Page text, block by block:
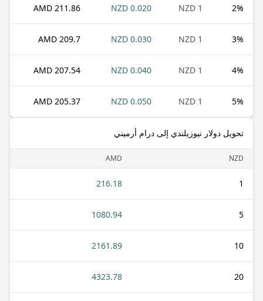
2%
1 NZD
0.020 NZD
211.86 AMD
3%
1 NZD
0.030 NZD
209.7 AMD
4%
1 NZD
0.040 NZD
207.54 AMD
5%
1 NZD
0.050 NZD
205.37 AMD
تحويل دولار نيوزيلندي إلى درام أرميني
NZD
AMD
1
216.18
5
1080.94
10
2161.89
20
4323.78